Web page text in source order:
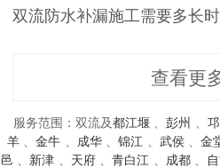
双流防水补漏施工需要多长时
查看更
服务范围：双流及都江堰 、彭州 、
羊 、金牛 、 成华 、锦江 、 武侯 、金
邑 、 新津 、 天府 、青白江 、 成都 、